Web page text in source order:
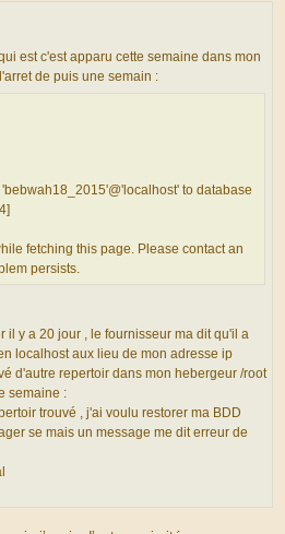
est c'est apparu cette semaine dans mon
de puis une semain :
to database
fetching this page. Please contact an
persists.
il y a 20 jour , le fournisseur ma dit qu'il a
localhost aux lieu de mon adresse ip
d'autre repertoir dans mon hebergeur /root
semaine :
trouvé , j'ai voulu restorer ma BDD
se mais un message me dit erreur de